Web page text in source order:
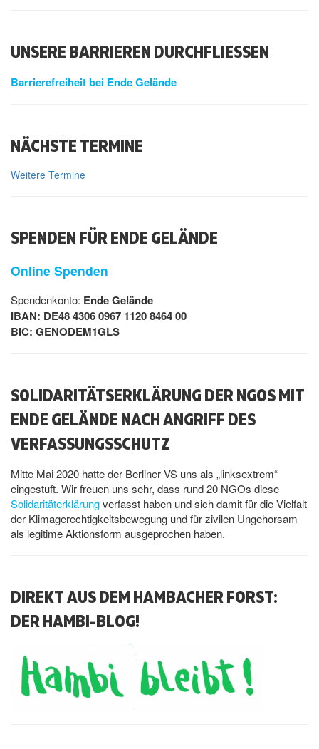
UNSERE BARRIEREN DURCHFLIESSEN
Barrierefreiheit bei Ende Gelände
NÄCHSTE TERMINE
Weitere Termine
SPENDEN FÜR ENDE GELÄNDE
Online Spenden
Spendenkonto: Ende Gelände
IBAN: DE48 4306 0967 1120 8464 00
BIC: GENODEM1GLS
SOLIDARITÄTSERKLÄRUNG DER NGOS MIT
ENDE GELÄNDE NACH ANGRIFF DES
VERFASSUNGSSCHUTZ
Mitte Mai 2020 hatte der Berliner VS uns als „linksextrem“
eingestuft. Wir freuen uns sehr, dass rund 20 NGOs diese
Solidaritäterklärungverfasst haben und sich damit für die Vielfalt
der Klimagerechtigkeitsbewegung und für zivilen Ungehorsam
als legitime Aktionsform ausgeprochen haben.
DIREKT AUS DEM HAMBACHER FORST:
DER HAMBI-BLOG!